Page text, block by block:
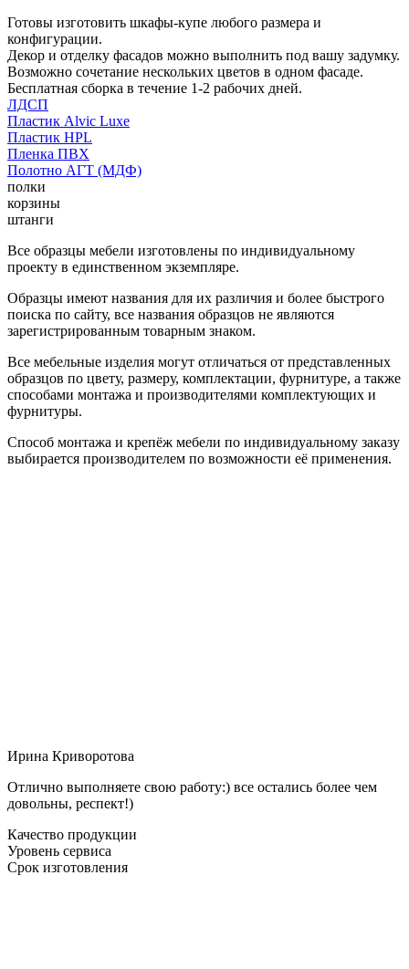
Готовы изготовить шкафы-купе любого размера и
конфигурации.
Декор и отделку фасадов можно выполнить под вашу задумку.
Возможно сочетание нескольких цветов в одном фасаде.
Бесплатная сборка в течение 1-2 рабочих дней.
ЛДСП
Пластик Alvic Luxe
Пластик HPL
Пленка ПВХ
Полотно АГТ (МДФ)
полки
корзины
штанги
Все образцы мебели изготовлены по индивидуальному
проекту в единственном экземпляре.
Образцы имеют названия для их различия и более быстрого
поиска по сайту, все названия образцов не являются
зарегистрированным товарным знаком.
Все мебельные изделия могут отличаться от представленных
образцов по цвету, размеру, комплектации, фурнитуре, а также
способами монтажа и производителями комплектующих и
фурнитуры.
Способ монтажа и крепёж мебели по индивидуальному заказу
выбирается производителем по возможности её применения.
Ирина Криворотова
Отлично выполняете свою работу:) все остались более чем
довольны, респект!)
Качество продукции
Уровень сервиса
Срок изготовления